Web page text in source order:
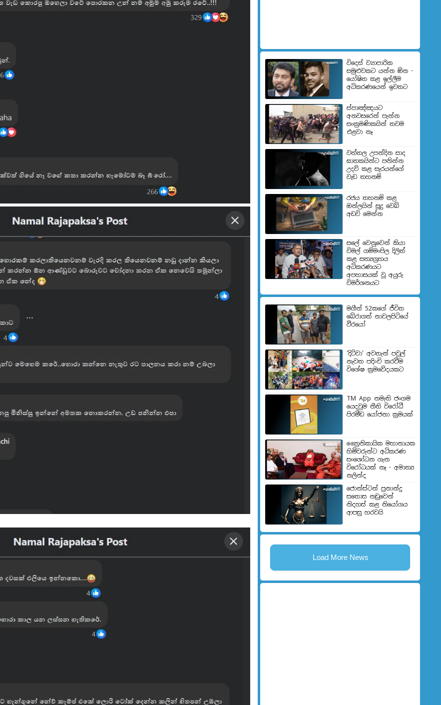
විදෙස් ව්‍යාපාරික
සමුළුවකට යන්න ඕන -
යෝෂිත කළ ඉල්ලීම
අධිකරණයෙන් ඉවතට
ස්පාඤ්ඤයට
අනවසරෙන් පැන්න
සංක්‍රමණිකයින් තවම
එළවා නෑ
වත්තල උපන්දින සාද
ඝාතකයින්ට පනින්න
උදව් කළ සැරයන්ගේ
වැඩ තහනම්
රජය තහනම් කළ
ඔන්ලයින් සූදු වෙබ්
අඩවි මෙන්න
සලේ වෙනුවෙන් කියා
විමල් ගම්මංපිල දිලිත්
කළ සත්‍යග්‍රහය
අධිකරණයට
අපහාසයක් වූ අයුරු
විමර්ශනයට
මගීන් 52කගේ ජීවිත
බේරා­ගත් නාව­ල­පි­ටියේ
වීරයෝ
‘දිට්වා’ අවතැන් පවුල්
නැවත පදිංචි කරවීම
විශේෂ ක්‍රමවේදයකට
TM App නමැති ජංගම
යෙදවුම නීති විරෝධී
පිරමීඩ යෝජනා ක්‍රමයක්
ත්‍රෛනිකායික මහානායක
හිමිවරුන්ට අධිකරණ
සංශෝධන ගැන
විරෝධයක් නෑ - අමාත්‍ය
නලින්ද
ජොන්ස්ටන් ප්‍රනාන්දු
සතොස නඩුවෙන්
නිදහස් කළ නියෝගය
ආපසු හරවයි
Load More News